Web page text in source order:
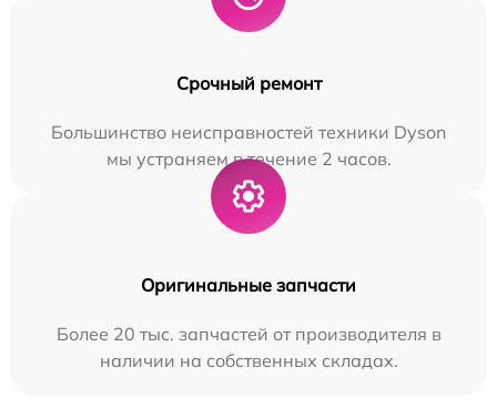
Срочный ремонт
Большинство неисправностей техники Dyson
мы устраняем в течение 2 часов.
Оригинальные запчасти
Более 20 тыс. запчастей от производителя в
наличии на собственных складах.